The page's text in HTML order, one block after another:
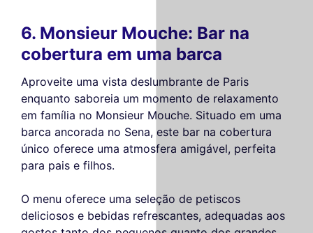
6. Monsieur Mouche: Bar na
cobertura em uma barca
Aproveite uma vista deslumbrante de Paris
enquanto saboreia um momento de relaxamento
em família no Monsieur Mouche. Situado em uma
barca ancorada no Sena, este bar na cobertura
único oferece uma atmosfera amigável, perfeita
para pais e filhos.
O menu oferece uma seleção de petiscos
deliciosos e bebidas refrescantes, adequadas aos